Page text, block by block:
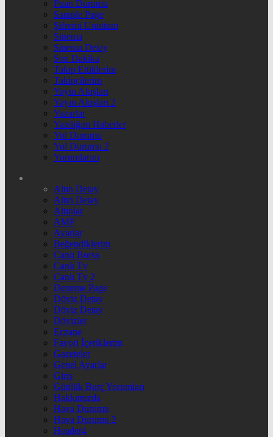
Puan Durumu
Sample Page
Şifremi Unuttum
Sinema
Sinema Detay
Son Dakika
Takip Ettiklerim
Takipçilerim
Yayın Akışları
Yayın Akışları 2
Yazarlar
Yazdığım Haberler
Yol Durumu
Yol Durumu 2
Yorumlarım
Altın Detay
Altın Detay
Altınlar
AMP
Ayarlar
Beğendiklerim
Canlı Borsa
Canlı Tv
Canlı Tv 2
Deneme Page
Döviz Detay
Döviz Detay
Dövizler
Eczane
Favori İçeriklerim
Gazeteler
Genel Ayarlar
Giriş
Günlük Burç Yorumları
Hakkımızda
Hava Durumu
Hava Durumu 2
Header4